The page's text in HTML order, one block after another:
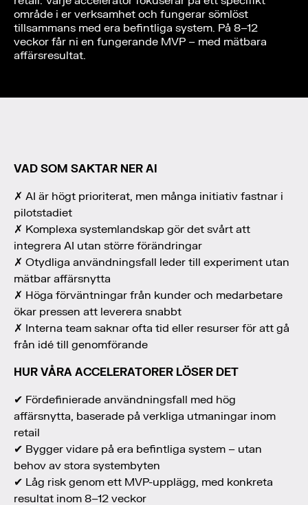
område i er verksamhet och fungerar sömlöst
tillsammans med era befintliga system. På 8–12
veckor får ni en fungerande MVP – med mätbara
affärsresultat.
VAD SOM SAKTAR NER AI
✗ AI är högt prioriterat, men många initiativ fastnar i
pilotstadiet
✗ Komplexa systemlandskap gör det svårt att
integrera AI utan större förändringar
✗ Otydliga användningsfall leder till experiment utan
mätbar affärsnytta
✗ Höga förväntningar från kunder och medarbetare
ökar pressen att leverera snabbt
✗ Interna team saknar ofta tid eller resurser för att gå
från idé till genomförande
HUR VÅRA ACCELERATORER LÖSER DET
✔ Fördefinierade användningsfall med hög
affärsnytta, baserade på verkliga utmaningar inom
retail
✔ Bygger vidare på era befintliga system – utan
behov av stora systembyten
✔ Låg risk genom ett MVP-upplägg, med konkreta
resultat inom 8–12 veckor